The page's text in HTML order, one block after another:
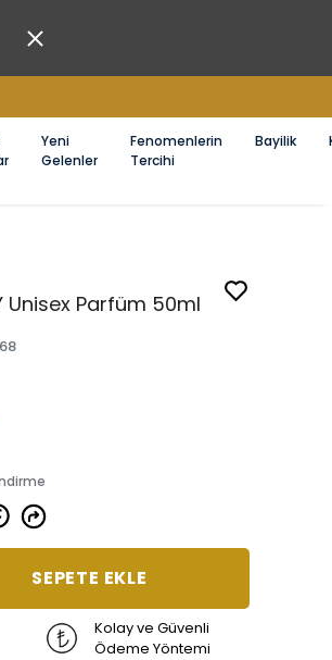
Yeni
Gelenler
Fenomenlerin
Tercihi
Bayilik
Unisex Parfüm 50ml
SEPETE EKLE
Kolay ve Güvenli
Ödeme Yöntemi